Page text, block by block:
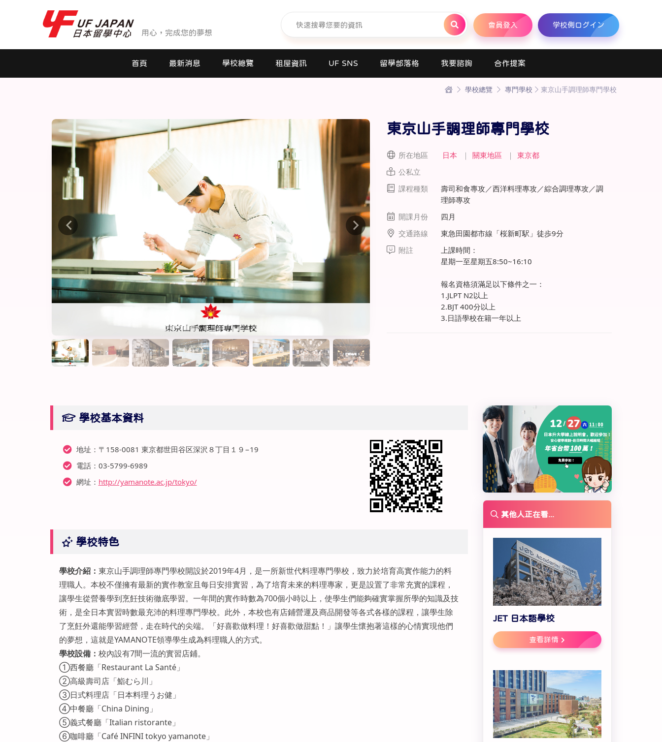
用心，完成您的夢想
會員登入 学校側ログイン
首頁 最新消息 學校總覽
專門學校
研究所
商業日文課程
線上課程
寒暑假遊學套裝課程
打工度假
租屋資訊 UF SNS 留學部落格 我要諮詢 合作提案
學校總覽 專門學校 東京山手調理師專門學校
東京山手調理師專門學校
所在地區 日本 ｜ 關東地區 ｜
東京都
公私立
課程種類
壽司和食專攻／西洋料理專攻／綜合調理專攻／調
理師專攻
開課月份
四月
交通路線
東急田園都市線「桜新町駅」徒歩9分
附註
上課時間：
星期一至星期五8:50~16:10
報名資格須滿足以下條件之一：
1.JLPT N2以上
2.BJT 400分以上
3.日語學校在籍一年以上
學校基本資料
地址：〒158-0081 東京都世田谷区深沢８丁目１９−19
電話：03-5799-6989
網址： http://yamanote.ac.jp/tokyo/
學校特色
學校介紹： 東京山手調理師專門學校開設於2019年4月，是一所新世代料理專門學校，致力於培育高實作能力的料
理職人。本校不僅擁有最新的實作教室且每日安排實習，為了培育未來的料理專家，更是設置了非常充實的課程，
讓學生從營養學到烹飪技術徹底學習。一年間的實作時數為700個小時以上，使學生們能夠確實掌握所學的知識及技
術，是全日本實習時數最充沛的料理專門學校。此外，本校也有店鋪營運及商品開發等各式各樣的課程，讓學生除
了烹飪外還能學習經營，走在時代的尖端。「好喜歡做料理！好喜歡做甜點！」讓學生懷抱著這樣的心情實現他們
的夢想，這就是YAMANOTE領導學生成為料理職人的方式。
學校設備： 校內設有7間一流的實習店鋪。
①西餐廳「Restaurant La Santé」
②高級壽司店「鮨むら川」
③日式料理店「日本料理うお健」
④中餐廳「China Dining」
⑤義式餐廳「Italian ristorante」
⑥咖啡廳「Café INFINI tokyo yamanote」
其他人正在看...
JET 日本語學校
查看詳情